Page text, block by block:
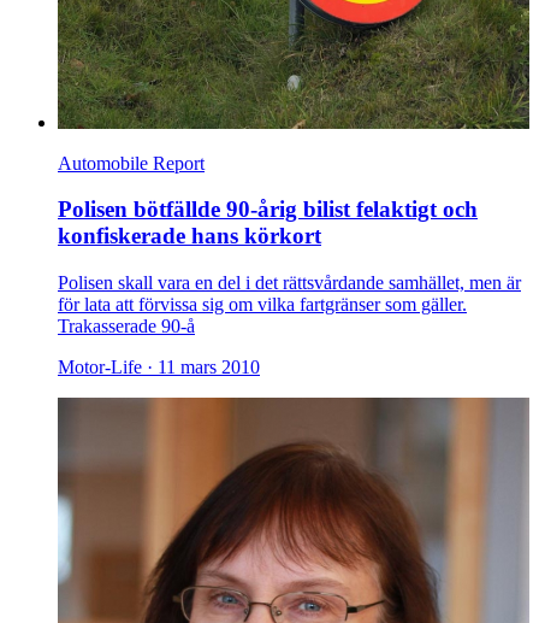
Automobile Report
Polisen bötfällde 90-årig bilist felaktigt och
konfiskerade hans körkort
Polisen skall vara en del i det rättsvårdande samhället, men är
för lata att förvissa sig om vilka fartgränser som gäller.
Trakasserade 90-å
Motor-Life · 11 mars 2010